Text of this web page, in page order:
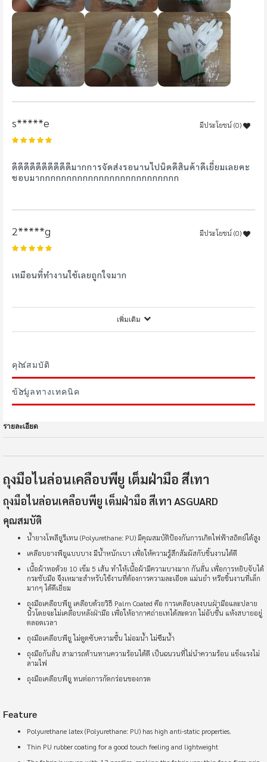
s*****e
ดีดีดีดี​ดีดี​ดีดี​ดีดี​มาก​การจัดส่ง​รอนานไปนิดดีสินค้าดีเยี่ยมเลยคะ
ชอบมากกกกกกกกกกกกกกกกกกกกกกกกกก
มีประโยชน์ (0)
2*****g
เหมือนที่ทำงานใช้เลยถูกใจมาก
มีประโยชน์ (0)
nopphadol1969
ถุงมือคุณภาพตามราคาชอบค่ะโดยรวมคุ้มค่าขนาดไซส์ s พอดี
เล็กแต่อันนี้ใส่ได้พอดีค่ะ
มีประโยชน์ (0)
pituck1976
100%
ได้รับของแล้ว สั่งหลายรอบแล้วค่ะร้านนี้ ???????????????? ส่ง
เร็ว แพ็คดีเกิ๊นนน ราคาถูก ชอบๆๆๆ ถูกใจ หาของดีมานาน
????????????????????????????????เจอแล้วจัดด่วน
มีประโยชน์ (
a*****r
100%
เพิ่มเติม
คุณสมบัติ
ข้อมูลทางเทคนิค
รายละเอียด
ถุงมือไนล่อนเคลือบพียู เต็มฝ่ามือ สีเทา
ถุงมือไนล่อนเคลือบพียู เต็มฝ่ามือ สีเทา ASGUARD
คุณสมบัติ
น้ำยางโพลียูรีเทน (Polyurethane: PU) มีคุณสมบัติป้องกันการเกิดไฟฟ้าสถิตย์ได้สูง
เคลือบยางพียูแบบบาง มีน้ำหนักเบา เพื่อให้ความรู้สึกสัมผัสกับชิ้นงานได้ดี
เนื้อผ้าทอด้วย 10 เข็ม 5 เส้น ทำให้เนื้อผ้ามีความบางมาก กันลื่น เพื่อการหยิบจับได้
กระชับมือ จึงเหมาะสำหรับใช้งานที่ต้องการความละเอียด แม่นยำ หรือชิ้นงานที่เล็ก
มากๆ ได้ดีเยี่ยม
ถุงมือเคลือบพียู เคลือบด้วยวิธี Palm Coated คือ การเคลือบลงบนฝ่ามือและปลาย
นิ้วโดยจะไม่เคลือบหลังฝ่ามือ เพื่อให้อากาศถ่ายเทได้สะดวก ไม่อับชื้น แห้งสบายอยู่
ตลอดเวลา
ถุงมือเคลือบพียู ไม่ดูดซับความชื้น ไม่อมน้ำ ไม่ซึมน้ำ
ถุงมือกันลื่น สามารถต้านทานความร้อนได้ดี เป็นฉนวนที่ไม่นำความร้อน แข็งแรงไม่
ลามไฟ
ถุงมือเคลือบพียู ทนต่อการกัดกร่อนของกรด
Feature
Polyurethane latex (Polyurethane: PU) has high anti-static properties.
Thin PU rubber coating for a good touch feeling and lightweight